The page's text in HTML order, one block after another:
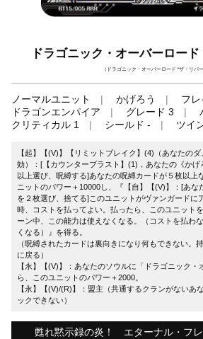
ドラゴニック・オーバーロー
（ドラゴニック・オーバーロード “ザ・リバー
ノーマルユニット かげろう
フ
ドラゴンエンパイア
グレード 3
クリティカル 1
シールド - ツイ
【起】【(V)】【リミットブレイク】(4)（あなたの
効）：[【カウンターブラスト】(1)，あなたの《か
以上選び、呪縛する]あなたの呪縛カードが５枚以上
ニットのパワー＋10000し、『【自】【(V)】：[あな
を２枚選び、捨てる]このユニットがヴァンガードに
時、コストを払ってよい。払ったら、このユニット
ーン中、この能力は使えなくなる。（コストを払わ
くなる）』を得る。
（呪縛されたカードは裏向きになり何もできない。
に戻る）
【永】【(V)】：あなたのソウルに「ドラゴニック
ら、このユニットのパワー＋2000。
【永】【(V)/(R)】：盟主（共通するクランがないあ
ックできない）
甦れ黙示録の炎！ エターナル・フレ